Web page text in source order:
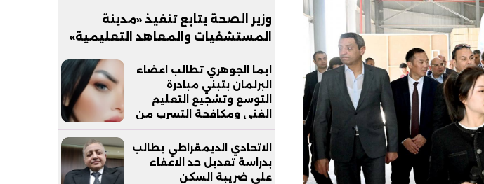
وزير الصحة يتابع تنفيذ «مدينة
المستشفيات والمعاهد التعليمية»
بالعاصمة الجديدة
ايما الجوهري تطالب اعضاء
البرلمان بتبني مبادرة
التوسع وتشجيع التعليم
الفني ومكافحة التسرب من
التعليم
الاتحادي الديمقراطي يطالب
بدراسة تعديل حد الاعفاء
علي ضريبة السكن